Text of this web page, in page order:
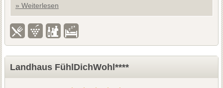
» Weiterlesen
Landhaus FühlDichWohl****